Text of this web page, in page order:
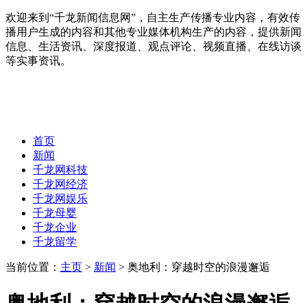
欢迎来到“千龙新闻信息网”，自主生产传播专业内容，有效传
播用户生成的内容和其他专业媒体机构生产的内容，提供新闻
信息、生活资讯、深度报道、观点评论、视频直播、在线访谈
等实事资讯。
首页
新闻
千龙网科技
千龙网经济
千龙网娱乐
千龙母婴
千龙企业
千龙留学
当前位置： 主页 > 新闻 > 奥地利：穿越时空的浪漫邂逅